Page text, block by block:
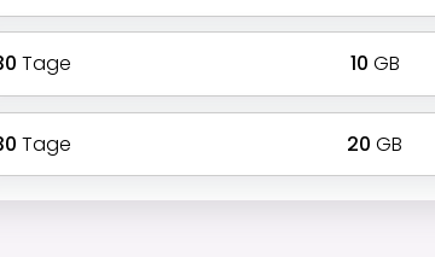
Tage 10 GB
Tage 20 GB